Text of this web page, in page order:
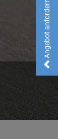
Angebot anfordern!